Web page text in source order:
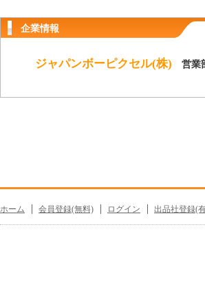
企業情報
ジャパンボーピクセル(株) 営業
ホーム 会員登録(無料) ログイン 出品社登録(